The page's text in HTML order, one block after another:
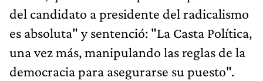
del candidato a presidente del radicalismo
es absoluta" y sentenció: "La Casta Política,
una vez más, manipulando las reglas de la
democracia para asegurarse su puesto".